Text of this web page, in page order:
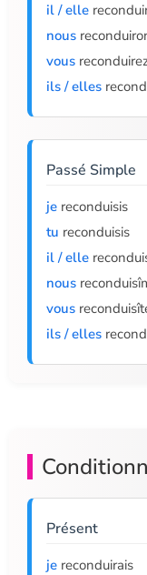
il / elle
nous
vous
ils / elles
Passé Simple
je reconduisis
tu reconduisis
il / elle
nous
vous
ils / elles
Présent
je reconduirais